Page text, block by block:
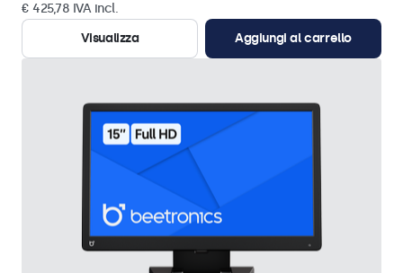
€ 425,78 IVA incl.
Visualizza
Aggiungi al carrello